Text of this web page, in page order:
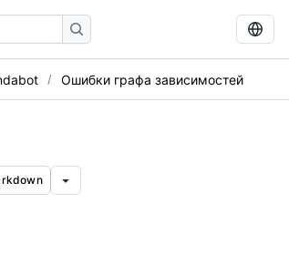
Ошибки графа зависимостей